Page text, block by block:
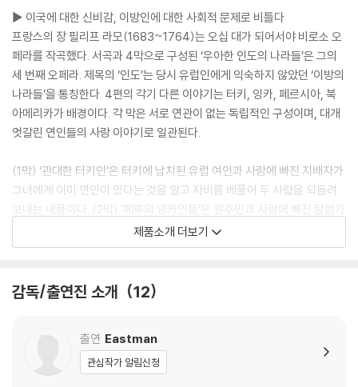
▶ 이국에 대한 신비감, 이방인에 대한 사회적 문제로 비틀다
프랑스의 장 필리프 라모(1683~1764)는 오십 대가 되어서야 비로소 오
페라를 작곡했다. 서곡과 4막으로 구성된 ‘우아한 인도의 나라들’은 그의
세 번째 오페라. 제목의 ‘인도’는 당시 유럽인에게 익숙하지 않았던 ‘이방의
나라들’을 통칭한다. 4편의 각기 다른 이야기는 터키, 잉카, 페르시아, 북
아메리카가 배경이다. 각 막은 서로 연관이 없는 독립적인 구성이며, 대개
엇갈린 연인들의 사랑 이야기로 일관된다.
(1막) ‘관대한 터키인’은 터키에 납치된 유럽 여인과 사랑에 빠진 지배자가
그녀에게 이미 연인이 있다는 것을 알고 자비를 베풀어 두 사람을 되돌려
보내는 내용이다. (2막) ‘페루의 잉카인들’은 원주민과 사랑에 빠진 탐험가
의 이야기. (3막) ‘꽃-페르시아의 축제’는 2막의 무겁고 비극적인 결말로
부터 탈피하여 유희적인 분위기다. 페르시아의 왕자는 가신의 하녀를 사랑
자는 여자로 변장하고 왕자의 하녀는 남자로 변장하는 내용이다. 모차르트
로와 프랑스인 다몽으로부터 동시에 구애를 받지만, 결국 동족인 아다리오
를 선택하는 내용이다.
제품소개 더보기
감독/출연진 소개 12
출연 Eastman
관심작가 알림신청